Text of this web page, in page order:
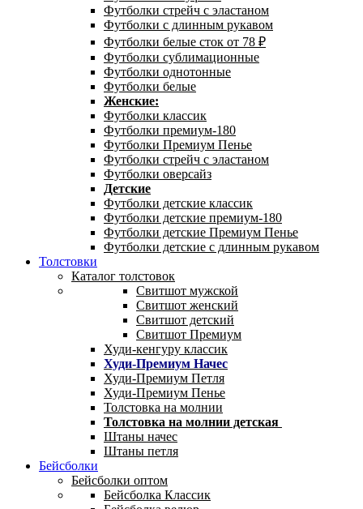
Футболки стрейч с эластаном
Футболки с длинным рукавом
Футболки белые сток от 78 ₽
Футболки сублимационные
Футболки однотонные
Футболки белые
Женские:
Футболки классик
Футболки премиум-180
Футболки Премиум Пенье
Футболки стрейч с эластаном
Футболки оверсайз
Детские
Футболки детские классик
Футболки детские премиум-180
Футболки детские Премиум Пенье
Футболки детские с длинным рукавом
Толстовки
Каталог толстовок
Свитшот мужской
Свитшот женский
Свитшот детский
Свитшот Премиум
Худи-кенгуру классик
Худи-Премиум Начес
Худи-Премиум Петля
Худи-Премиум Пенье
Толстовка на молнии
Толстовка на молнии детская
Штаны начес
Штаны петля
Бейсболки
Бейсболки оптом
Бейсболка Классик